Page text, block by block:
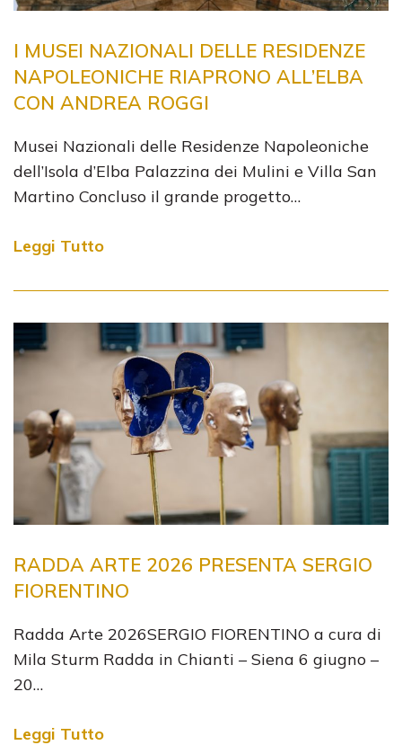
I MUSEI NAZIONALI DELLE RESIDENZE
NAPOLEONICHE RIAPRONO ALL’ELBA
CON ANDREA ROGGI
Musei Nazionali delle Residenze Napoleoniche
dell’Isola d’Elba Palazzina dei Mulini e Villa San
Martino Concluso il grande progetto…
Leggi Tutto
RADDA ARTE 2026 PRESENTA SERGIO
FIORENTINO
Radda Arte 2026SERGIO FIORENTINO a cura di
Mila Sturm Radda in Chianti – Siena 6 giugno –
20…
Leggi Tutto